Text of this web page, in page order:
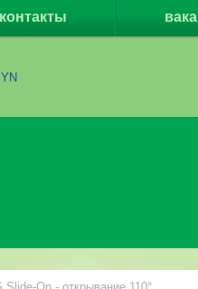
контакты